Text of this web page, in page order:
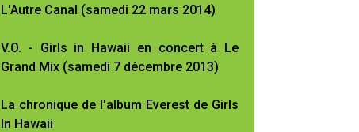
L'Autre Canal (samedi 22 mars 2014)
V.O. - Girls in Hawaii en concert à Le
Grand Mix (samedi 7 décembre 2013)
La chronique de l'album Everest de Girls
In Hawaii